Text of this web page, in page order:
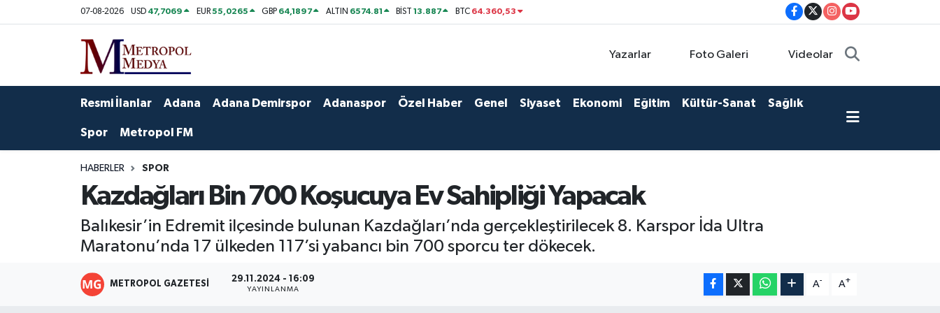
07-08-2026 USD 47,7069 EUR55,0265 GBP 64,1897 ALTIN 6574.81 BİST13.887 BTC 64.360,53
Yazarlar Foto Galeri Videolar
Resmi İlanlar Adana Adana Demirspor Adanaspor Özel Haber Genel Siyaset Ekonomi Eğitim Kültür-Sanat Sağlık
Spor Metropol FM
HABERLER SPOR
Kazdağları Bin 700 Koşucuya Ev Sahipliği Yapacak
Balıkesir’in Edremit ilçesinde bulunan Kazdağları’nda gerçekleştirilecek 8. Karspor İda Ultra
Maratonu’nda 17 ülkeden 117’si yabancı bin 700 sporcu ter dökecek.
METROPOL GAZETESI 29.11.2024 - 16:09
YAYINLANMA
A- A+
Ekonomi
Özel Haberler
Yerel Yönetim
Yazarlar
Foto Galeri
Seyhan Nöbetçi Eczaneler
Seyhan Hava Durumu
Tüm Manşetler
Son Dakika Haberleri